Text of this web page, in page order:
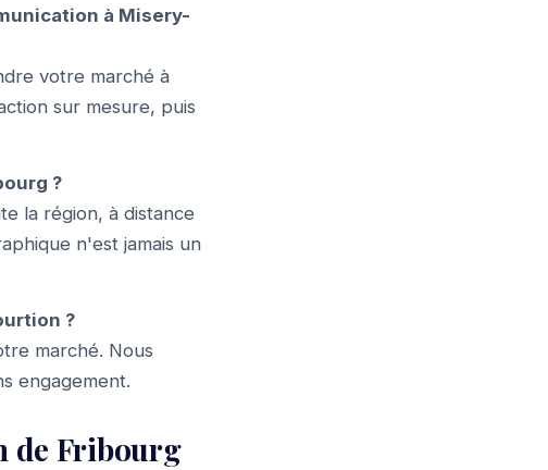
à Misery-
votre marché à
sur mesure, puis
?
la région, à distance
n'est jamais un
?
marché. Nous
engagement.
de Fribourg